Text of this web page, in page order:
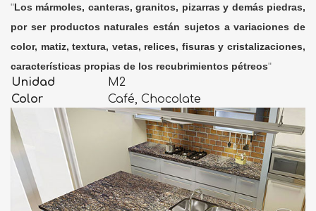
"Los mármoles, canteras, granitos, pizarras y demás piedras,
por ser productos naturales están sujetos a variaciones de
color, matiz, textura, vetas, relices, fisuras y cristalizaciones,
características propias de los recubrimientos pétreos"
Unidad
M2
Color
Café, Chocolate